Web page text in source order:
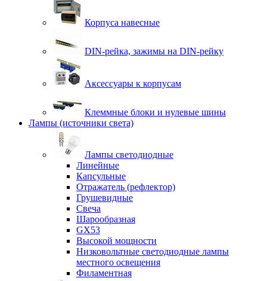
Корпуса навесные
DIN-рейка, зажимы на DIN-рейку
Аксессуары к корпусам
Клеммные блоки и нулевые шины
Лампы (источники света)
Лампы светодиодные
Линейные
Капсульные
Отражатель (рефлектор)
Грушевидные
Свеча
Шарообразная
GX53
Высокой мощности
Низковольтные светодиодные лампы
местного освещения
Филаментная